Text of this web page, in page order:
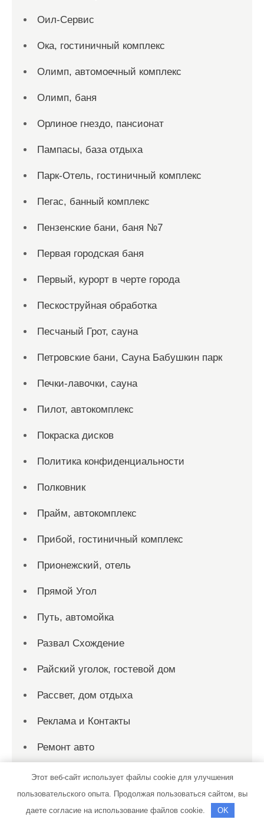
Оил-Сервис
Ока, гостиничный комплекс
Олимп, автомоечный комплекс
Олимп, баня
Орлиное гнездо, пансионат
Пампасы, база отдыха
Парк-Отель, гостиничный комплекс
Пегас, банный комплекс
Пензенские бани, баня №7
Первая городская баня
Первый, курорт в черте города
Пескоструйная обработка
Песчаный Грот, сауна
Петровские бани, Сауна Бабушкин парк
Печки-лавочки, сауна
Пилот, автокомплекс
Покраска дисков
Политика конфиденциальности
Полковник
Прайм, автокомплекс
Прибой, гостиничный комплекс
Прионежский, отель
Прямой Угол
Путь, автомойка
Развал Схождение
Райский уголок, гостевой дом
Рассвет, дом отдыха
Реклама и Контакты
Ремонт авто
Ремонт Выхлопных Систем
Русалка, гостиничный комплекс
Этот веб-сайт использует файлы cookie для улучшения
пользовательского опыта. Продолжая пользоваться сайтом, вы
даете согласие на использование файлов cookie.
OK